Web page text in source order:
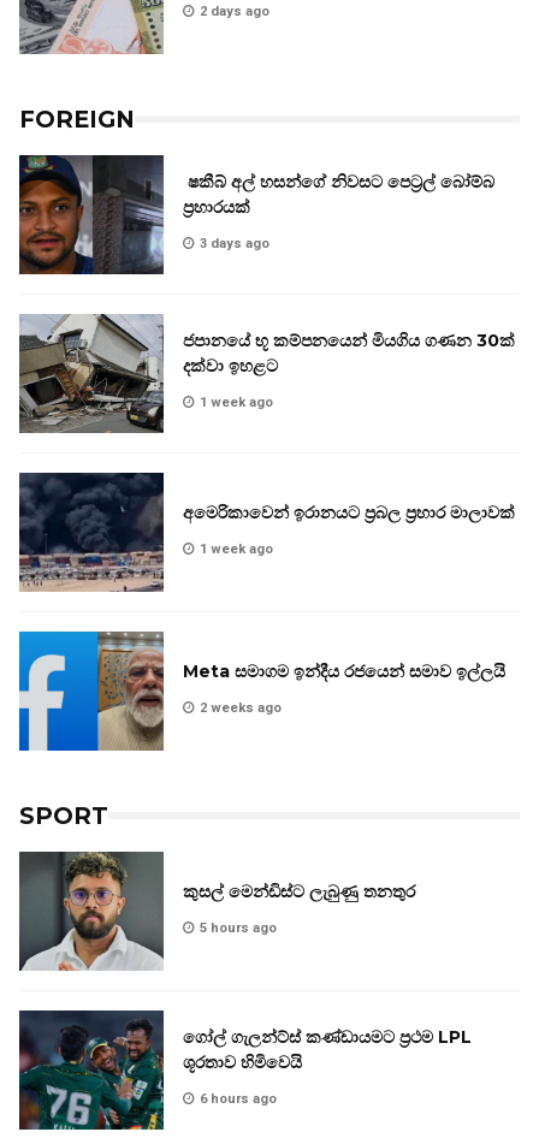
2 days ago
FOREIGN
ෂකීබ් අල් හසන්ගේ නිවසට පෙට්‍රල් බෝම්බ
ප්‍රහාරයක්
3 days ago
ජපානයේ භූ කම්පනයෙන් මියගිය ගණන 30ක්
දක්වා ඉහළට
1 week ago
අමෙරිකාවෙන් ඉරානයට ප්‍රබල ප්‍රහාර මාලාවක්
1 week ago
Meta සමාගම ඉන්දීය රජයෙන් සමාව ඉල්ලයි
2 weeks ago
SPORT
කුසල් මෙන්ඩිස්ට ලැබුණු තනතුර
5 hours ago
ගෝල් ගැලන්ට්ස් කණ්ඩායමට ප්‍රථම LPL
ශූරතාව හිමිවෙයි
6 hours ago